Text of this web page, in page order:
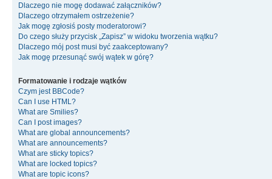
Dlaczego nie mogę dodawać załączników?
Dlaczego otrzymałem ostrzeżenie?
Jak mogę zgłosiś posty moderatorowi?
Do czego służy przycisk „Zapisz” w widoku tworzenia wątku?
Dlaczego mój post musi być zaakceptowany?
Jak mogę przesunąć swój wątek w górę?
Formatowanie i rodzaje wątków
Czym jest BBCode?
Can I use HTML?
What are Smilies?
Can I post images?
What are global announcements?
What are announcements?
What are sticky topics?
What are locked topics?
What are topic icons?